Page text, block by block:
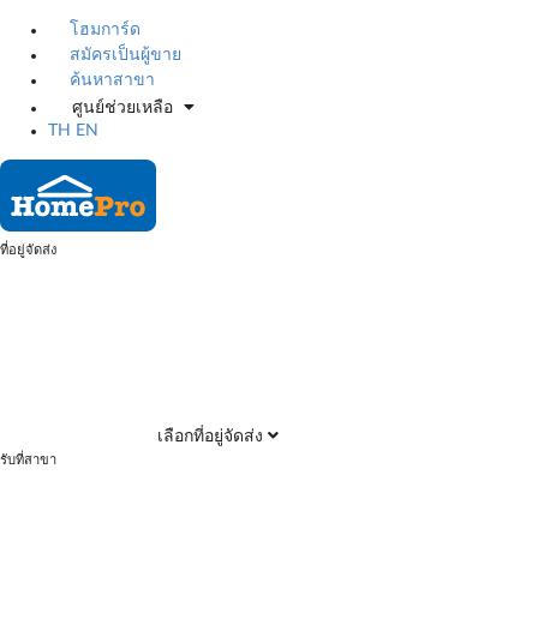
โฮมการ์ด
สมัครเป็นผู้ขาย
ค้นหาสาขา
ศูนย์ช่วยเหลือ
TH
EN
ที่อยู่จัดส่ง
เลือกที่อยู่จัดส่ง
รับที่สาขา